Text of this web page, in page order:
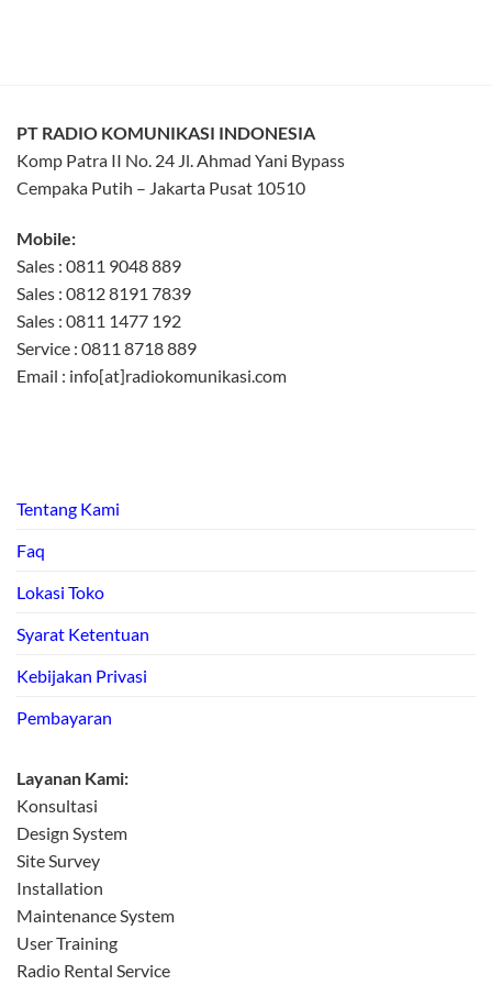
PT RADIO KOMUNIKASI INDONESIA
Komp Patra II No. 24 Jl. Ahmad Yani Bypass
Cempaka Putih – Jakarta Pusat 10510
Mobile:
Sales : 0811 9048 889
Sales : 0812 8191 7839
Sales : 0811 1477 192
Service : 0811 8718 889
Email : info[at]radiokomunikasi.com
Tentang Kami
Faq
Lokasi Toko
Syarat Ketentuan
Kebijakan Privasi
Pembayaran
Layanan Kami:
Konsultasi
Design System
Site Survey
Installation
Maintenance System
User Training
Radio Rental Service